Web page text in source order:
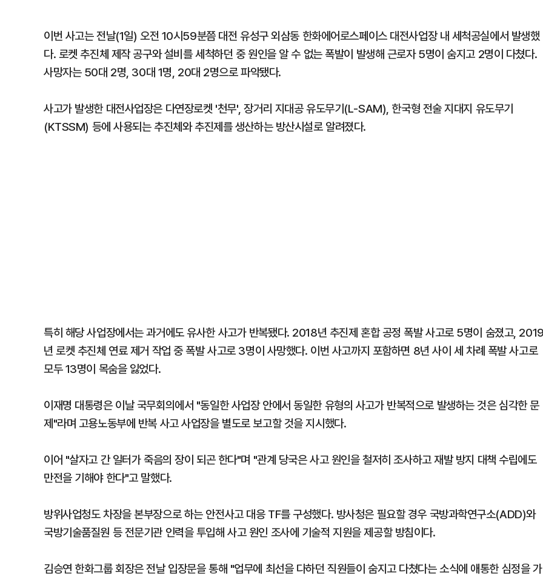
이번 사고는 전날(1일) 오전 10시59분쯤 대전 유성구 외삼동 한화에어로스페이스 대전사업장 내 세척공실에서 발생했
다. 로켓 추진체 제작 공구와 설비를 세척하던 중 원인을 알 수 없는 폭발이 발생해 근로자 5명이 숨지고 2명이 다쳤다.
사망자는 50대 2명, 30대 1명, 20대 2명으로 파악됐다.
사고가 발생한 대전사업장은 다연장로켓 '천무', 장거리 지대공 유도무기(L-SAM), 한국형 전술 지대지 유도무기
(KTSSM) 등에 사용되는 추진체와 추진제를 생산하는 방산시설로 알려졌다.
특히 해당 사업장에서는 과거에도 유사한 사고가 반복됐다. 2018년 추진제 혼합 공정 폭발 사고로 5명이 숨졌고,
년 로켓 추진체 연료 제거 작업 중 폭발 사고로 3명이 사망했다. 이번 사고까지 포함하면 8년 사이 세 차례 폭발 사고로
모두 13명이 목숨을 잃었다.
이재명 대통령은 이날 국무회의에서 "동일한 사업장 안에서 동일한 유형의 사고가 반복적으로 발생하는 것은 심각한 문
제"라며 고용노동부에 반복 사고 사업장을 별도로 보고할 것을 지시했다.
이어 "살자고 간 일터가 죽음의 장이 되곤 한다"며 "관계 당국은 사고 원인을 철저히 조사하고 재발 방지 대책 수립에도
만전을 기해야 한다"고 말했다.
방위사업청도 차장을 본부장으로 하는 안전사고 대응 TF를 구성했다. 방사청은 필요할 경우 국방과학연구소(ADD)와
국방기술품질원 등 전문기관 인력을 투입해 사고 원인 조사에 기술적 지원을 제공할 방침이다.
김승연 한화그룹 회장은 전날 입장문을 통해 "업무에 최선을 다하던 직원들이 숨지고 다쳤다는 소식에 애통한 심정을 가